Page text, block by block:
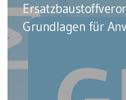
Grundlagen für